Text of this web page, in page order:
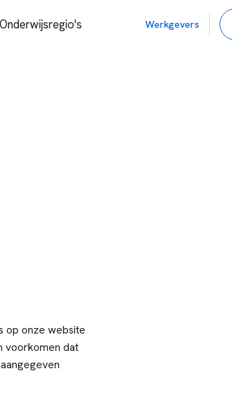
Onderwijsregio's Werkgevers
op onze website
voorkomen dat